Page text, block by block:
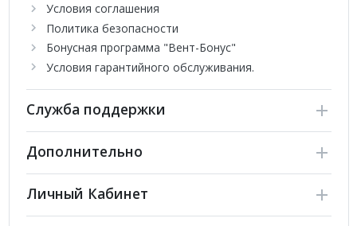
Условия соглашения
Политика безопасности
Бонусная программа "Вент-Бонус"
Условия гарантийного обслуживания.
Служба поддержки
Дополнительно
Личный Кабинет